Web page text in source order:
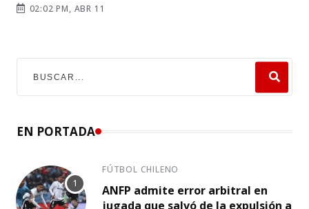
02:02 PM, ABR 11
EN PORTADA
FÚTBOL CHILENO
ANFP admite error arbitral en
jugada que salvó de la expulsión a